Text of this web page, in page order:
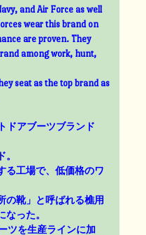
and Air Force as well
wear this brand on
are proven. They
among work, hunt,
seat as the top brand as
ドアブーツブランド
る工場で、低価格のワ
の靴」と呼ばれる樵用
った。
ツを生産ラインに加